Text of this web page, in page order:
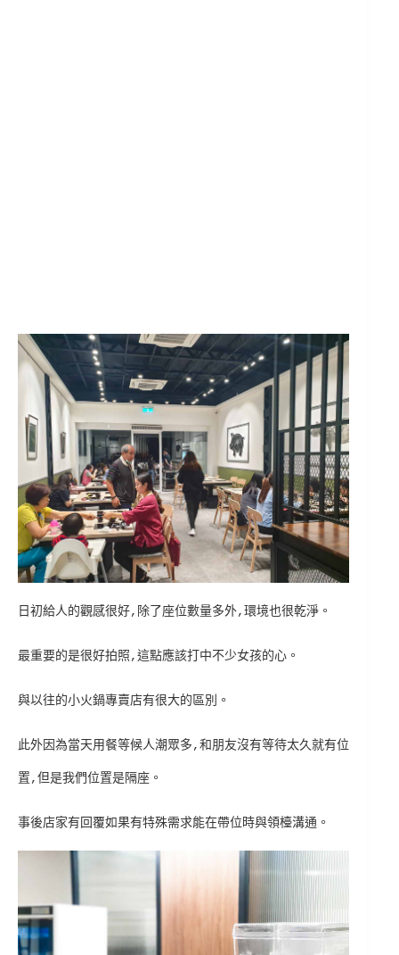
日初給人的觀感很好,除了座位數量多外,環境也很乾淨。
最重要的是很好拍照,這點應該打中不少女孩的心。
與以往的小火鍋專賣店有很大的區別。
此外因為當天用餐等候人潮眾多,和朋友沒有等待太久就有位
置,但是我們位置是隔座。
事後店家有回覆如果有特殊需求能在帶位時與領檯溝通。